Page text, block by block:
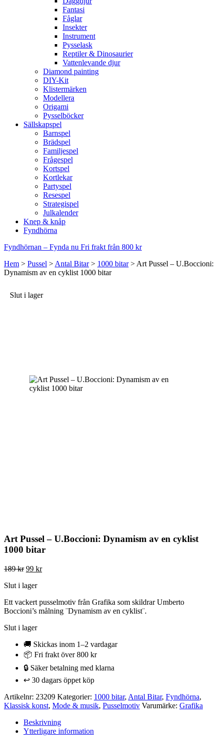
Fantasi
Fåglar
Insekter
Instrument
Pysselask
Reptiler & Dinosaurier
Vattenlevande djur
Diamond painting
DIY-Kit
Klistermärken
Modellera
Origami
Pysselböcker
Sällskapspel
Barnspel
Brädspel
Familjespel
Frågespel
Kortspel
Kortlekar
Partyspel
Resespel
Strategispel
Julkalender
Knep & knåp
Fyndhörna
Fyndhörnan – Fynda nu Fri frakt från 800 kr
Hem > Pussel >Antal Bitar> 1000 bitar>Art Pussel – U.Boccioni:
Dynamism av en cyklist 1000 bitar
Slut i lager
Art Pussel – U.Boccioni: Dynamism av en cyklist
1000 bitar
189kr Det
priset
189 kr.
99 krDet
99 kr.
Slut i lager
Ett vackert pusselmotiv från Grafika som skildrar Umberto
Boccioni’s målning ¨Dynamism av en cyklist¨.
Slut i lager
🚚 Skickas inom 1–2 vardagar
📦 Fri frakt över 800 kr
🔒 Säker betalning med klarna
↩️ 30 dagars öppet köp
Artikelnr: 23209 Kategorier: 1000 bitar, Antal Bitar, Fyndhörna,
Klassisk konst, Mode & musik, Pusselmotiv Varumärke: Grafika
Beskrivning
Ytterligare information